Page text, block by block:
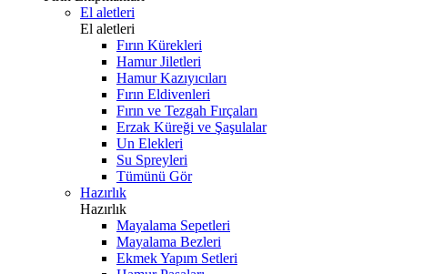
El aletleri
El aletleri
Fırın Kürekleri
Hamur Jiletleri
Hamur Kazıyıcıları
Fırın Eldivenleri
Fırın ve Tezgah Fırçaları
Erzak Küreği ve Şaşulalar
Un Elekleri
Su Spreyleri
Tümünü Gör
Hazırlık
Hazırlık
Mayalama Sepetleri
Mayalama Bezleri
Ekmek Yapım Setleri